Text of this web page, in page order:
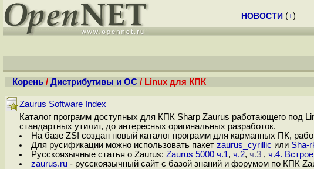
НОВОСТИ (+)
Корень / Дистрибутивы и ОС / Linux для КПК
Zaurus Software Index
Каталог программ доступных для КПК Sharp Zaurus работающего под
стандартных утилит, до интересных оригинальных разработок.
На базе ZSI создан новый каталог программ для карманных ПК,
Для русификации можно использовать пакет zaurus_cyrillic или Sha-
Русскоязычные статья о Zaurus: Zaurus 5000 ч.1, ч.2, ч.3 , ч.4.
zaurus.ru- русскоязычный сайт с базой знаний и форумом по КПК